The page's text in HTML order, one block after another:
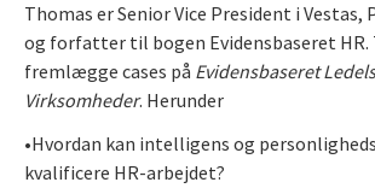
Thomas er Senior Vice President i Vestas,
og forfatter til bogen Evidensbaseret HR.
fremlægge cases på Evidensbaseret
Virksomheder. Herunder
•Hvordan kan intelligens og
kvalificere HR-arbejdet?